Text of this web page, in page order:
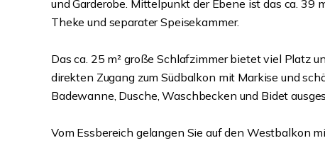
und Garderobe. Mittelpunkt der Ebene ist das ca. 39
Theke und separater Speisekammer.
Das ca. 25 m² große Schlafzimmer bietet viel Platz
direkten Zugang zum Südbalkon mit Markise und
Badewanne, Dusche, Waschbecken und Bidet
Vom Essbereich gelangen Sie auf den Westbalkon